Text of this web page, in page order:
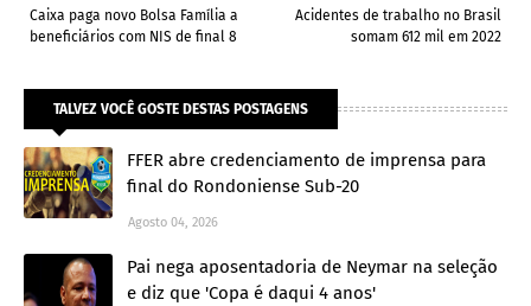
Acidentes de trabalho no Brasil
somam 612 mil em 2022
Caixa paga novo Bolsa Família a
beneficiários com NIS de final 8
TALVEZ VOCÊ GOSTE DESTAS POSTAGENS
FFER abre credenciamento de imprensa para
final do Rondoniense Sub-20
Agosto 04, 2026
Pai nega aposentadoria de Neymar na seleção
e diz que 'Copa é daqui 4 anos'